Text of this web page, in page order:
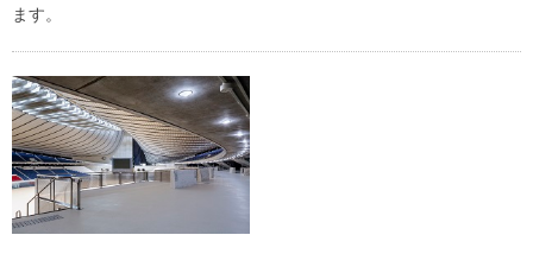
ます。